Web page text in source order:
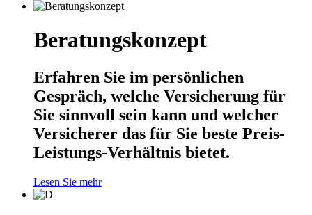
Beratungskonzept
Erfahren Sie im persönlichen
Gespräch, welche Versicherung für
Sie sinnvoll sein kann und welcher
Versicherer das für Sie beste Preis-
Leistungs-Verhältnis bietet.
Lesen Sie mehr